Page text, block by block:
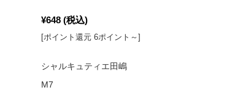
¥648 (税込)
[ポイント還元 6ポイント～]
シャルキュティエ田嶋
M7